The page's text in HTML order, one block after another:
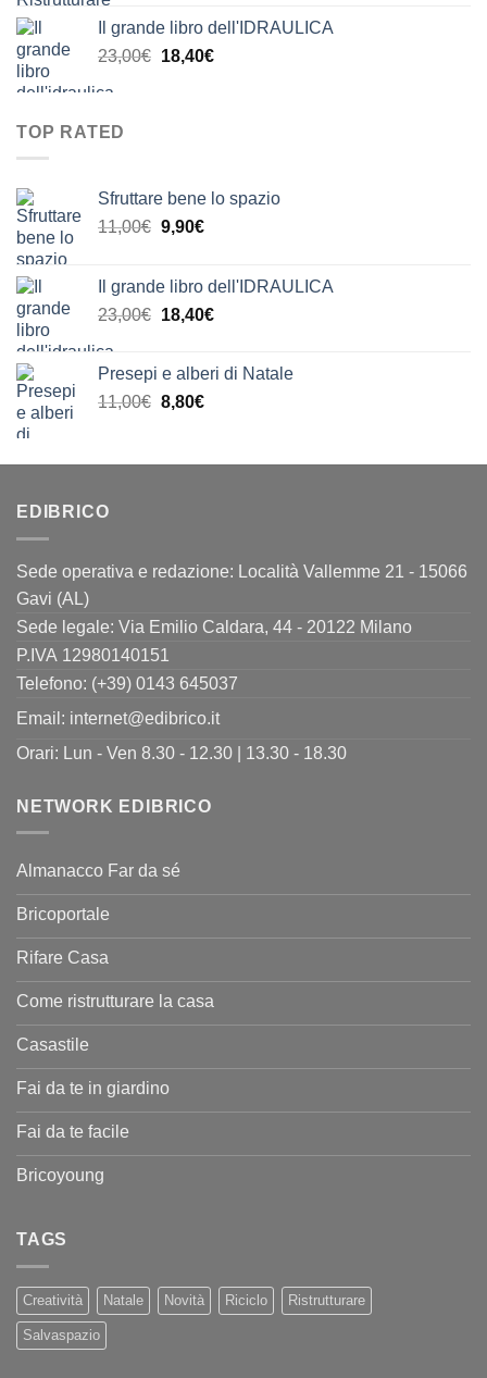
prezzo:
da
Il grande libro dell'IDRAULICA
23,00€ Il
18,40€Il
TOP RATED
Sfruttare bene lo spazio
11,00€ Il
era:
11,00€.
9,90€Il
è:
9,90€.
Il grande libro dell'IDRAULICA
23,00€ Il
era:
23,00€.
18,40€Il
è:
Presepi e alberi di Natale
11,00€ Il
era:
8,80€Il
è:
EDIBRICO
Sede operativa e redazione: Località Vallemme 21 - 15066
Gavi (AL)
Sede legale: Via Emilio Caldara, 44 - 20122 Milano
P.IVA 12980140151
Telefono: (+39) 0143 645037
Email: internet@edibrico.it
Orari: Lun - Ven 8.30 - 12.30 | 13.30 - 18.30
NETWORK EDIBRICO
Almanacco Far da sé
Bricoportale
Rifare Casa
Come ristrutturare la casa
Casastile
Fai da te in giardino
Fai da te facile
Bricoyoung
TAGS
Creatività Natale Novità Riciclo Ristrutturare
Salvaspazio